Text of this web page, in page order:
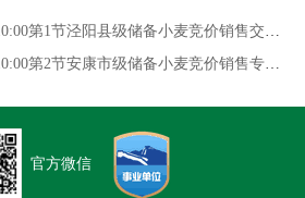
上一条：2026年4月13日10:00第1节泾阳县级储备小麦竞价销售交易结果
下一条：2026年4月13日10:00第2节安康市级储备小麦竞价销售专场交易结果
官方微信